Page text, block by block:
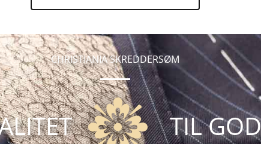
CHRISTIANIA SKREDDERSØM
TIL